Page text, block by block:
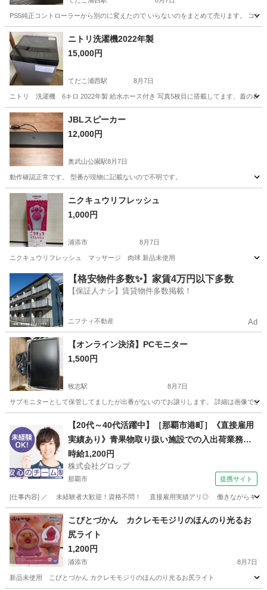
PS5純正コントローラーから別のに変えたので いらないのをまとめて売ります。 コ
沖縄 浦添市 てだこ浦西駅 オーディオ
ニトリ洗濯機2022年製
15,000円
てだこ浦西駅 8月7日
ニトリ 洗濯機 6キロ 2022年製 給水ホース付き 写真5枚目に搭載してます、蓋の表
沖縄 浦添市 てだこ浦西駅
JBLスピーカー
12,000円
奥武山公園駅8月7日
動作確認正常です。 型番が現物に記載ないので不明です。
沖縄 島尻郡 奥武山公園駅
ニクキュウリフレッシュ
1,000円
浦添市 8月7日
ニクキュウリフレッシュ マッサージ 肉球 新品未使用
浦添市 美容家電 新品
【格安物件多数✨】家賃4万円以下多数
【保証人ナシ】賃貸物件多数掲載！
ニフティ不動産 Ad
【オンライン決済】PCモニター
1,500円
牧志駅 8月7日
サブモニターとして保管してましたが出番がないのでお譲りします。 詳細は画像でご
牧志駅 その他
【20代～40代活躍中】［那覇市港町］《直接雇用
実績あり》青果物取り扱い施設での入出荷業務／
日勤／残業なし／無料駐車場完備
時給1,200円
株式会社グロップ
那覇市 提携サイト
[仕事内容] ／ 未経験者大歓迎！資格不問！ 直接雇用実績アリ◎ 働きながらキャリ
沖縄 那覇市 工場
こびとづかん カクレモモジリのほんのり光るお
尻ライト
1,200円
浦添市 8月7日
新品未使用 こびとづかん カクレモモジリのほんのり光るお尻ライト